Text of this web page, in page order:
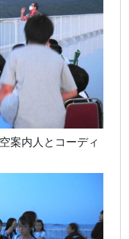
内人とコーディ